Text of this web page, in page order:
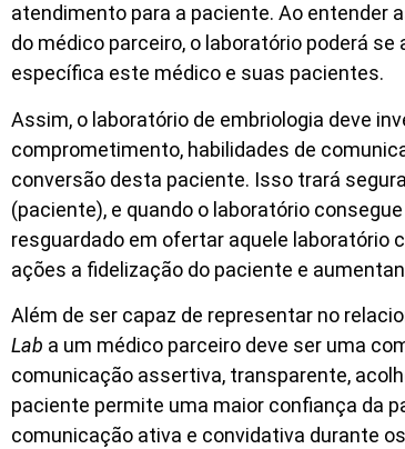
atendimento para a paciente. Ao entender
do médico parceiro, o laboratório poderá
específica este médico e suas pacientes.
Assim, o laboratório de embriologia deve
comprometimento, habilidades de
conversão desta paciente. Isso trará
(paciente), e quando o laboratório
resguardado em ofertar aquele laboratório
ações a fidelização do paciente e
Além de ser capaz de representar no
Lab a um médico parceiro deve ser uma
comunicação assertiva, transparente,
paciente permite uma maior confiança da
comunicação ativa e convidativa durante